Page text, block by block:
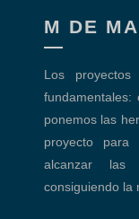
M DE
Los
fundamentales:
ponemos las
proyecto
alcanzar las
consiguiendo la